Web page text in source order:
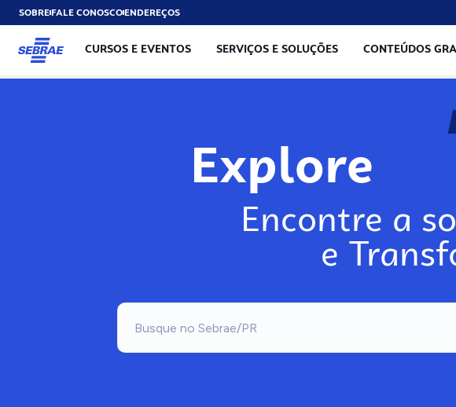
SOBREFALE CONOSCOENDEREÇOS
CURSOS E EVENTOS SERVIÇOS E SOLUÇÕES CONTEÚDOS
Explore
Encontre a
e